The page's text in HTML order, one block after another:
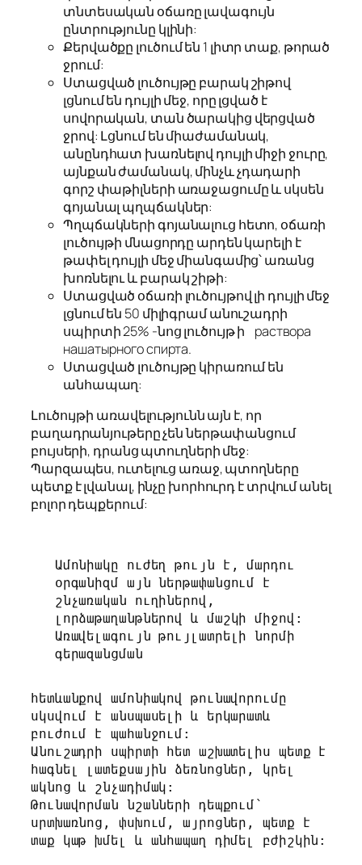
տնտեսական օճառը լավագույն
ընտրությունը կլինի:
Քերվածքը լուծում են 1 լիտր տաք, թորած
ջրում:
Ստացված լուծույթը բարակ շիթով
լցնում են դույլի մեջ, որը լցված է
սովորական, տան ծարակից վերցված
ջրով: Լցնում են միաժամանակ,
անընդհատ խառնելով դույլի միջի ջուրը,
այնքան ժամանակ, մինչև չդադարի
գորշ փաթիլների առաջացումը և սկսեն
գոյանալ պղպճակներ:
Պղպճակների գոյանալուց հետո, օճառի
լուծույթի մնացորդը արդեն կարելի է
թափել դույլի մեջ միանգամից՝ առանց
խոռնելու և բարակ շիթի:
Ստացված օճառի լուծույթով լի դույլի մեջ
լցնում են 50 միլիգրամ անուշադրի
սպիրտի 25% -նոց լուծույթ ի раствора
нашатырного спирта.
Ստացված լուծույթը կիրառում են
անհապաղ:
Լուծույթի առավելությունն այն է, որ
բաղադրանյութերը չեն ներթափանցում
բույսերի, դրանց պտուղների մեջ:
Պարզապես, ուտելուց առաջ, պտողները
պետք է լվանալ, ինչը խորհուրդ է տրվում անել
բոլոր դեպքերում:
Ամոնիակը ուժեղ թույն է, մարդու
օրգանիզմ այն ներթափանցում է
շնչառական ուղիներով,
լորձաթաղանթներով և մաշկի միջով:
Առավելագույն թույլատրելի նորմի
գերազանցման
հետևանքով ամոնիակով թունավորումը
սկսվում է անսպասելի և երկարատև
բուժում է պահանջում:
Անուշադրի սպիրտի հետ աշխատելիս պետք է
հագնել լատեքսային ձեռնոցներ, կրել
ակնոց և շնչադիմակ:
Թունավորման նշանների դեպքում՝
սրտխառնոց, փսխում, այրոցներ, պետք է
տաք կաթ խմել և անհապաղ դիմել բժիշկին: